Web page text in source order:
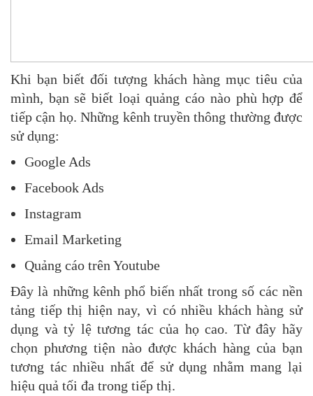
Khi bạn biết đối tượng khách hàng mục tiêu của
mình, bạn sẽ biết loại quảng cáo nào phù hợp để
tiếp cận họ. Những kênh truyền thông thường được
sử dụng:
Google Ads
Facebook Ads
Instagram
Email Marketing
Quảng cáo trên Youtube
Đây là những kênh phổ biến nhất trong số các nền
tảng tiếp thị hiện nay, vì có nhiều khách hàng sử
dụng và tỷ lệ tương tác của họ cao. Từ đây hãy
chọn phương tiện nào được khách hàng của bạn
tương tác nhiều nhất để sử dụng nhằm mang lại
hiệu quả tối đa trong tiếp thị.